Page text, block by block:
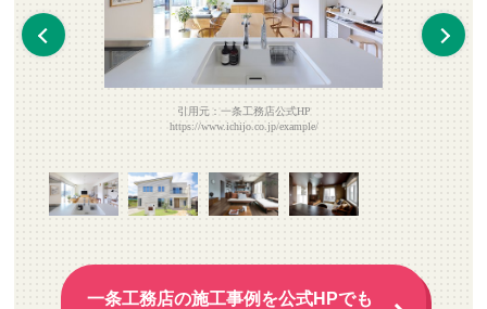
引用元：一条工務店公式HP
https://www.ichijo.co.jp/example/
一条工務店の施工事例を公式HPでも